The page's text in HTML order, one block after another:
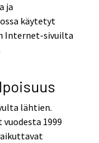
ja
käytetyt
Internet-sivuilta
lähtien.
1999